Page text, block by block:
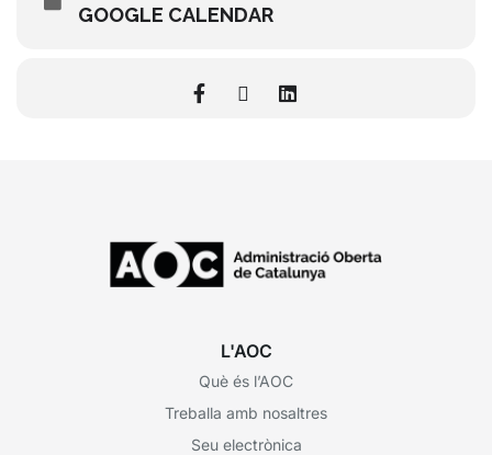
GOOGLE CALENDAR
L'AOC
Què és l’AOC
Treballa amb nosaltres
Seu electrònica